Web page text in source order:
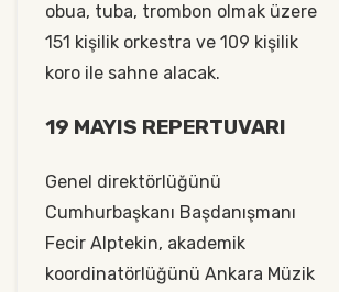
obua, tuba, trombon olmak üzere
151 kişilik orkestra ve 109 kişilik
koro ile sahne alacak.
19 MAYIS REPERTUVARI
Genel direktörlüğünü
Cumhurbaşkanı Başdanışmanı
Fecir Alptekin, akademik
koordinatörlüğünü Ankara Müzik